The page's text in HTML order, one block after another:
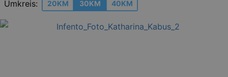
Umkreis: 20KM 30KM 40KM